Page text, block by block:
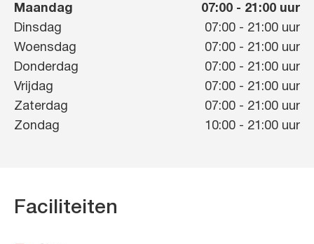
Maandag 07:00 - 21:00 uur
Dinsdag
07:00 - 21:00 uur
Woensdag
07:00 - 21:00 uur
Donderdag
07:00 - 21:00 uur
Vrijdag
07:00 - 21:00 uur
Zaterdag
07:00 - 21:00 uur
Zondag
10:00 - 21:00 uur
Faciliteiten